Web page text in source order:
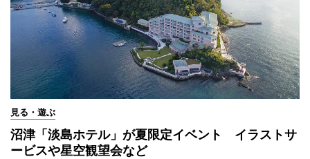
見る・遊ぶ
沼津「淡島ホテル」が夏限定イベント イラストサ
ービスや星空観望会など